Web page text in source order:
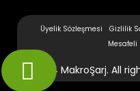
Üyelik Sözleşmesi Gizlilik
Mesafeli
2024 MakroŞarj. All